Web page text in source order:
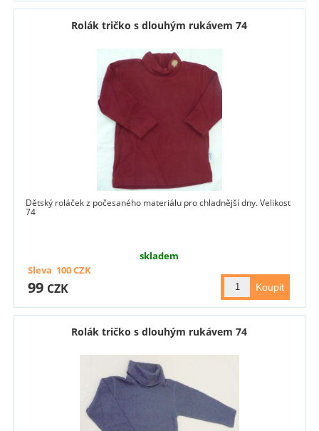
Rolák tričko s dlouhým rukávem 74
Dětský roláček z počesaného materiálu pro chladnější dny. Velikost
74
skladem
99 CZK
Sleva 100CZK
Rolák tričko s dlouhým rukávem 74